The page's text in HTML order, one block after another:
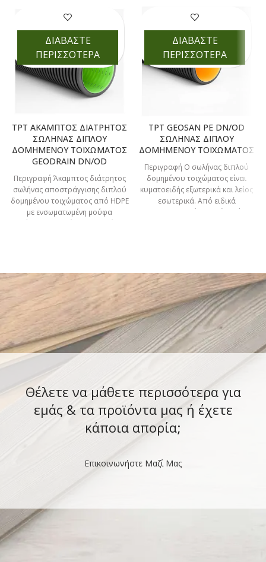
TPT ΑΚΑΜΠΤΟΣ ΔΙΑΤΡΗΤΟΣ
ΣΩΛΗΝΑΣ ΔΙΠΛΟΥ
ΔΟΜΗΜΕΝΟΥ ΤΟΙΧΩΜΑΤΟΣ
GEODRAIN DN/OD
Περιγραφή Άκαμπτος διάτρητος
σωλήνας αποστράγγισης διπλού
δομημένου τοιχώματος από HDPE
με ενσωματωμένη μούφα
σύνδεσης. Πεδίο εφαρμογής:
ΔΙΑΒΑΣΤΕ
ΠΕΡΙΣΣΟΤΕΡΑ
TPT GEOSAN PE DN/OD
ΣΩΛΗΝΑΣ ΔΙΠΛΟΥ
ΔΟΜΗΜΕΝΟΥ ΤΟΙΧΩΜΑΤΟΣ
Περιγραφή Ο σωλήνας διπλού
δομημένου τοιχώματος είναι
κυματοειδής εξωτερικά και λείος
εσωτερικά. Από ειδικά
σταθεροποιημένες πρώτες ύλες
ΔΙΑΒΑΣΤΕ
ΠΕΡΙΣΣΟΤΕΡΑ
Θέλετε να μάθετε περισσότερα για
εμάς & τα προϊόντα μας ή έχετε
κάποια απορία;
Επικοινωνήστε Μαζί Μας